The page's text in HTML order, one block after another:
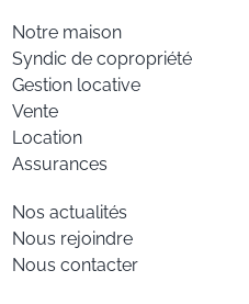
Notre maison
Syndic de copropriété
Gestion locative
Vente
Location
Assurances
Nos actualités
Nous rejoindre
Nous contacter